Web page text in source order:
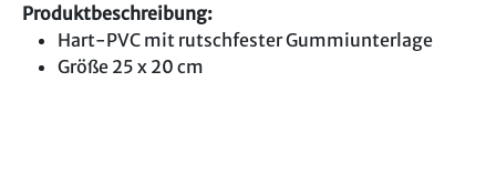
Produktbeschreibung:
Hart-PVC mit rutschfester Gummiunterlage
Größe 25 x 20 cm